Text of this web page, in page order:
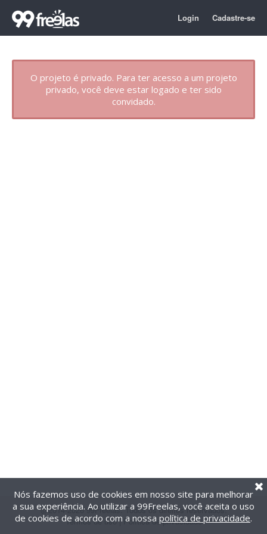
Login Cadastre-se
O projeto é privado. Para ter acesso a um projeto
privado, você deve estar logado e ter sido
convidado.
@2014-2026 99Freelas. Todos os direitos reservados.
Termos de uso| Política de privacidade
Nós fazemos uso de cookies em nosso site para melhorar
a sua experiência. Ao utilizar a 99Freelas, você aceita o uso
de cookies de acordo com a nossa política de privacidade.